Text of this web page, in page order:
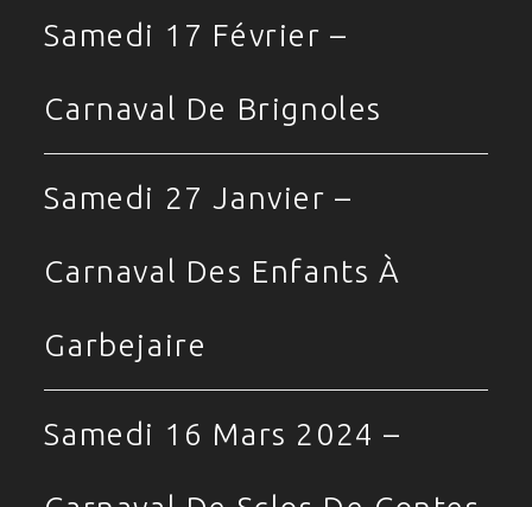
Samedi 17 Février –
Carnaval De Brignoles
Samedi 27 Janvier –
Carnaval Des Enfants À
Garbejaire
Samedi 16 Mars 2024 –